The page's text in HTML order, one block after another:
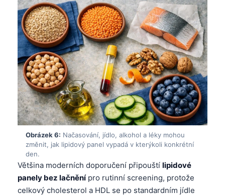
Obrázek 6: Načasování, jídlo, alkohol a léky mohou
změnit, jak lipidový panel vypadá v kterýkoli konkrétní
den.
Většina moderních doporučení připouští lipidové
panely bez lačněnípro rutinní screening, protože
celkový cholesterol a HDL se po standardním jídle
Bosanski
Azərbaycan dili
日本語
ქართული
Русский
Lietuvių kalba
Polski
한국어
Slovenščina
Magyar
Shqip